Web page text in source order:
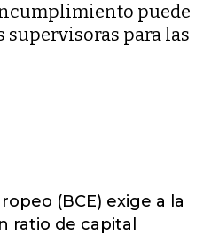
puede
supervisoras para las
(BCE) exige a la
ratio de capital